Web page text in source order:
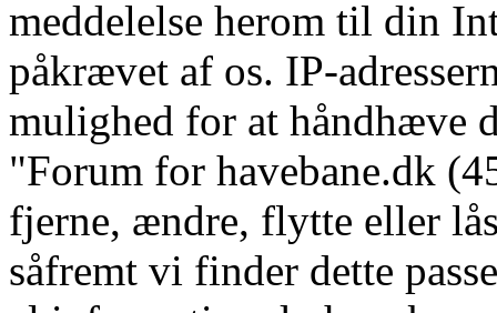
meddelelse herom til din
påkrævet af os. IP-
mulighed for at håndhæve
"Forum for havebane.dk
fjerne, ændre, flytte eller
såfremt vi finder dette